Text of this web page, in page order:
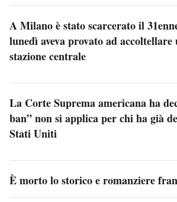
A Milano è stato scarcerato il
lunedì aveva provato ad
stazione centrale
La Corte Suprema americana ha
ban” non si applica per chi ha già
Stati Uniti
È morto lo storico e romanziere